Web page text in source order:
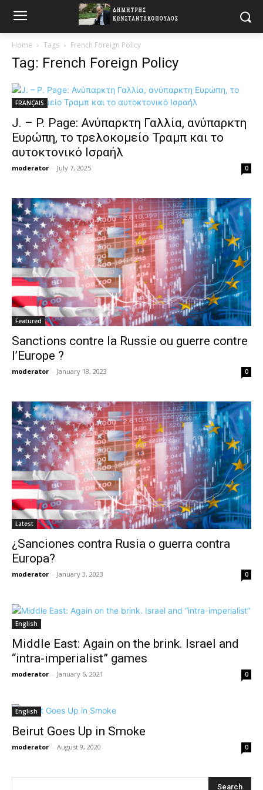
Home Tags French Foreign Policy
Tag: French Foreign Policy
FRANÇAIS
J. – P. Page: Ανύπαρκτη Γαλλία, ανύπαρκτη
Ευρώπη, το τρελοκομείο Τραμπ και το
αυτοκτονικό Ισραήλ
moderator - July 7, 2025 0
Featured
Sanctions contre la Russie ou guerre contre
l’Europe ?
moderator - January 18, 2023 0
Latest
¿Sanciones contra Rusia o guerra contra
Europa?
moderator - January 3, 2023 0
English
Middle East: Again on the brink. Israel and
“intra-imperialist” games
moderator - January 6, 2021 0
English
Beirut Goes Up in Smoke
moderator - August 9, 2020 0